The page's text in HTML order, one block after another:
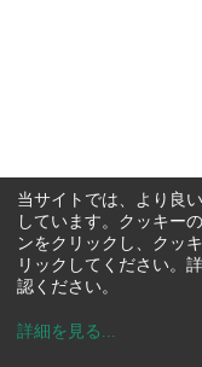
当サイトでは、より良
しています。クッキー
ンをクリックし、クッ
リックしてください。
認ください。
詳細を見る ...